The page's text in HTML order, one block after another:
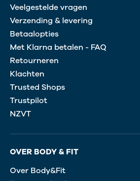
Veelgestelde vragen
Verzending & levering
Betaalopties
Met Klarna betalen - FAQ
Retourneren
Klachten
Trusted Shops
Trustpilot
NZVT
OVER BODY & FIT
Over Body&Fit